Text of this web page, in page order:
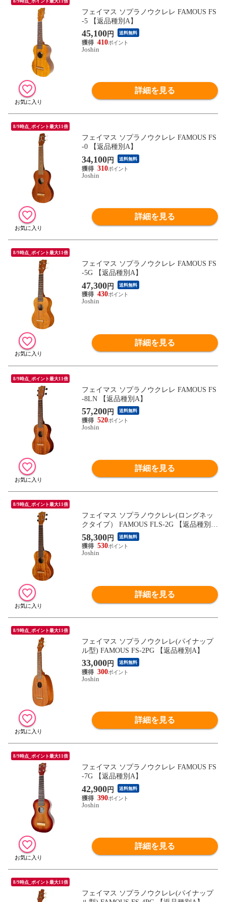
フェイマス ソプラノウクレレ FAMOUS FS
-5 【返品種別A】
45,100円 送料無料
410
Joshin
詳細を見る
8/9時点_ポイント最大11倍
フェイマス ソプラノウクレレ FAMOUS FS
-0 【返品種別A】
34,100円 送料無料
310
Joshin
詳細を見る
8/9時点_ポイント最大11倍
フェイマス ソプラノウクレレ FAMOUS FS
-5G 【返品種別A】
47,300円 送料無料
430
Joshin
詳細を見る
8/9時点_ポイント最大11倍
フェイマス ソプラノウクレレ FAMOUS FS
-8LN 【返品種別A】
57,200円 送料無料
520
Joshin
詳細を見る
8/9時点_ポイント最大11倍
フェイマス ソプラノウクレレ(ロングネッ
クタイプ） FAMOUS FLS-2G 【返品種別
A】
58,300円 送料無料
530
Joshin
詳細を見る
8/9時点_ポイント最大11倍
フェイマス ソプラノウクレレ(パイナップ
ル型) FAMOUS FS-2PG 【返品種別A】
33,000円 送料無料
300
Joshin
詳細を見る
8/9時点_ポイント最大11倍
フェイマス ソプラノウクレレ FAMOUS FS
-7G 【返品種別A】
42,900円 送料無料
390
Joshin
詳細を見る
8/9時点_ポイント最大11倍
フェイマス ソプラノウクレレ(パイナップ